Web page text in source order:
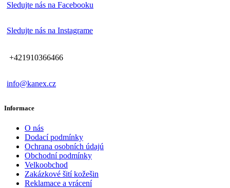
Sledujte nás na Facebooku
Sledujte nás na Instagrame
+421910366466
info@kanex.cz
Informace
O nás
Dodací podmínky
Ochrana osobních údajú
Obchodní podmínky
Velkoobchod
Zakázkové šití kožešin
Reklamace a vrácení